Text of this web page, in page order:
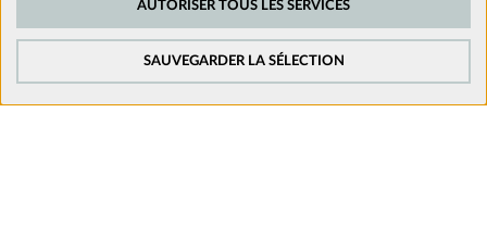
Afin d’améliorer constamment notre site web, nous analysons le
comportement de nos visiteurs. Pour cela, nous utilisons des cookies de
SAUVEGARDER LA SÉLECTION
AUTORISER TOUS LES SERVICES